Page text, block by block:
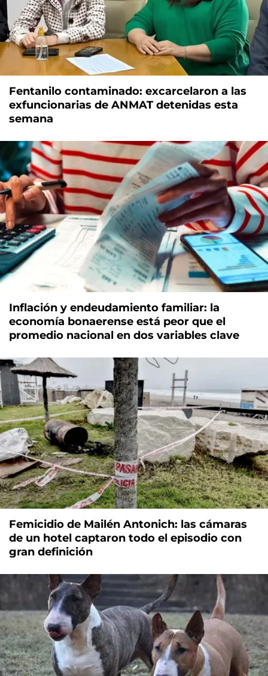
Fentanilo contaminado: excarcelaron a las
exfuncionarias de ANMAT detenidas esta
semana
Inflación y endeudamiento familiar: la
economía bonaerense está peor que el
promedio nacional en dos variables clave
Femicidio de Mailén Antonich: las cámaras
de un hotel captaron todo el episodio con
gran definición